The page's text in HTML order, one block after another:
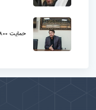
حمایت 800 میلیارد تومانی سازمان اوقاف از 15 شرکت...